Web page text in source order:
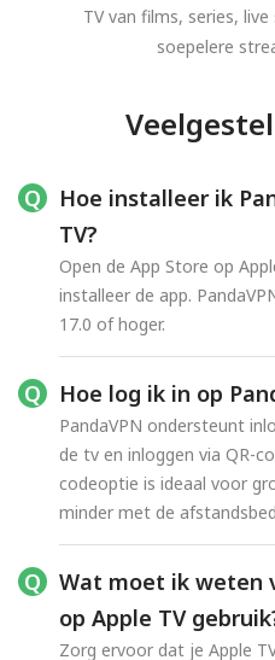
TV van films, series,
soepelere
Hoe installeer ik
TV?
Open de App Store op
installeer de app.
17.0 of hoger.
Hoe log ik in op
PandaVPN ondersteunt
de tv en inloggen via QR-
codeoptie is ideaal voor
minder met de
Wat moet ik weten
op Apple TV
Zorg ervoor dat je Apple